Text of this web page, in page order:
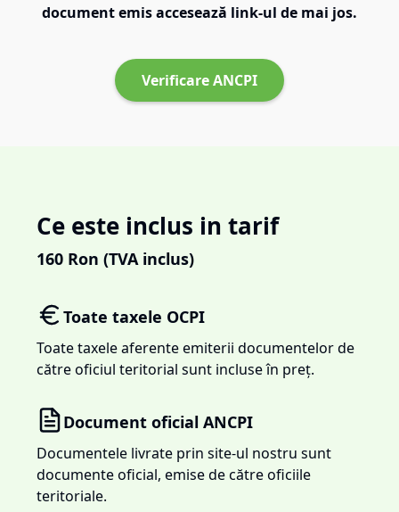
document emis accesează link-ul de mai jos.
Verificare ANCPI
Ce este inclus in tarif
160 Ron (TVA inclus)
Toate taxele OCPI
Toate taxele aferente emiterii documentelor de
către oficiul teritorial sunt incluse în preț.
Document oficial ANCPI
Documentele livrate prin site-ul nostru sunt
documente oficial, emise de către oficiile
teritoriale.